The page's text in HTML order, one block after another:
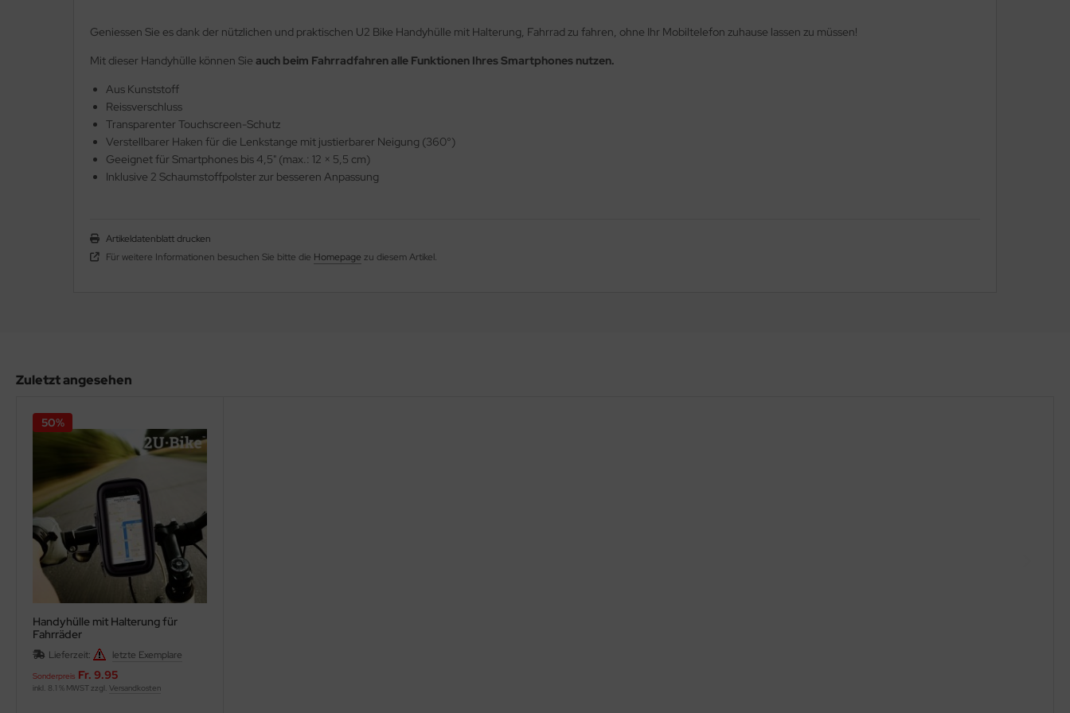
Geniessen Sie es dank der nützlichen und praktischen U2 Bike Handyhülle mit Halterung, Fahrrad zu fahren, ohne Ihr Mobiltelefon zuhause lassen zu müssen!
Mit dieser Handyhülle können Sie auch beim Fahrradfahren alle Funktionen Ihres Smartphones nutzen.
Aus Kunststoff
Reissverschluss
Transparenter Touchscreen-Schutz
Verstellbarer Haken für die Lenkstange mit justierbarer Neigung (360°)
Geeignet für Smartphones bis 4,5" (max.: 12 × 5,5 cm)
Inklusive 2 Schaumstoffpolster zur besseren Anpassung
Artikeldatenblatt drucken
Für weitere Informationen besuchen Sie bitte die Homepage zu diesem Artikel.
Zuletzt angesehen
Handyhülle mit Halterung für
Fahrräder
Lieferzeit: letzte Exemplare
Sonderpreis Fr. 9.95
50%
inkl. 8.1 % MWST zzgl. Versandkosten